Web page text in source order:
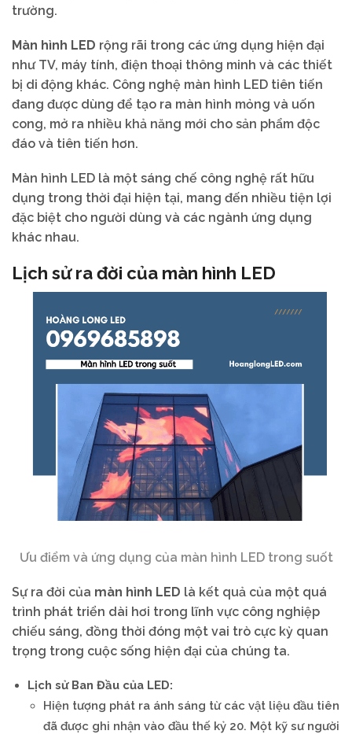
trường.
Màn hình LED rộng rãi trong các ứng dụng hiện đại
như TV, máy tính, điện thoại thông minh và các thiết
bị di động khác. Công nghệ màn hình LED tiên tiến
đang được dùng để tạo ra màn hình mỏng và uốn
cong, mở ra nhiều khả năng mới cho sản phẩm độc
đáo và tiên tiến hơn.
Màn hình LED là một sáng chế công nghệ rất hữu
dụng trong thời đại hiện tại, mang đến nhiều tiện lợi
đặc biệt cho người dùng và các ngành ứng dụng
khác nhau.
Lịch sử ra đời của màn hình LED
Ưu điểm và ứng dụng của màn hình LED trong suốt
Sự ra đời của màn hình LED là kết quả của một quá
trình phát triển dài hơi trong lĩnh vực công nghiệp
chiếu sáng, đồng thời đóng một vai trò cực kỳ quan
trọng trong cuộc sống hiện đại của chúng ta.
Lịch sử Ban Đầu của LED:
Hiện tượng phát ra ánh sáng từ các vật liệu đầu tiên
đã được ghi nhận vào đầu thế kỷ 20. Một kỹ sư người